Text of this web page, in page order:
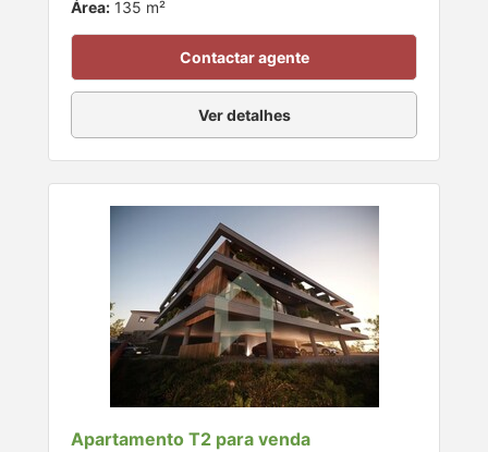
Área: 135 m²
Contactar agente
Ver detalhes
Apartamento T2 para venda